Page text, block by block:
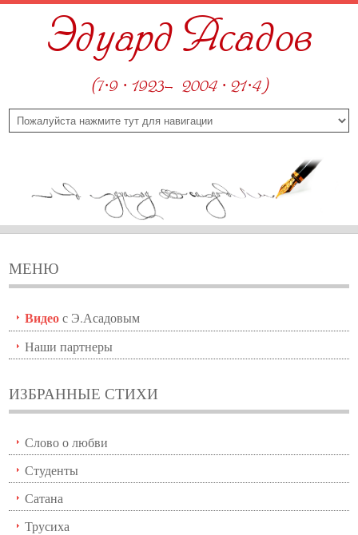
Эдуард Асадов
(7·9 · 1923—2004 · 21·4)
МЕНЮ
Видеос Э.Асадовым
Наши партнеры
ИЗБРАННЫЕ СТИХИ
Слово о любви
Студенты
Сатана
Трусиха